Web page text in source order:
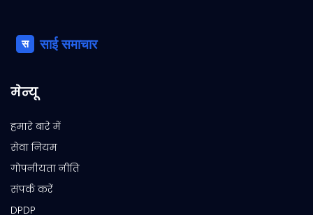
मेन्यू
हमारे बारे में
सेवा नियम
गोपनीयता नीति
संपर्क करें
DPDP